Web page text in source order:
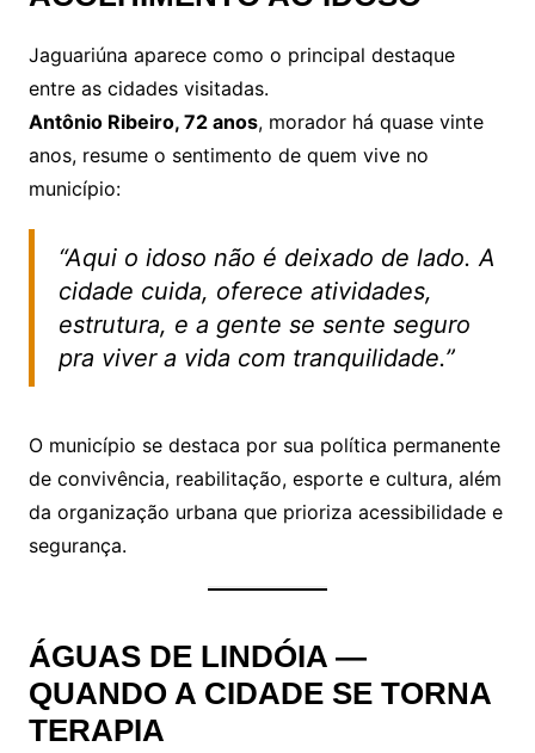
Jaguariúna aparece como o principal destaque
entre as cidades visitadas.
Antônio Ribeiro, 72 anos, morador há quase vinte
anos, resume o sentimento de quem vive no
município:
“Aqui o idoso não é deixado de lado. A
cidade cuida, oferece atividades,
estrutura, e a gente se sente seguro
pra viver a vida com tranquilidade.”
O município se destaca por sua política permanente
de convivência, reabilitação, esporte e cultura, além
da organização urbana que prioriza acessibilidade e
segurança.
ÁGUAS DE LINDÓIA —
QUANDO A CIDADE SE TORNA
TERAPIA